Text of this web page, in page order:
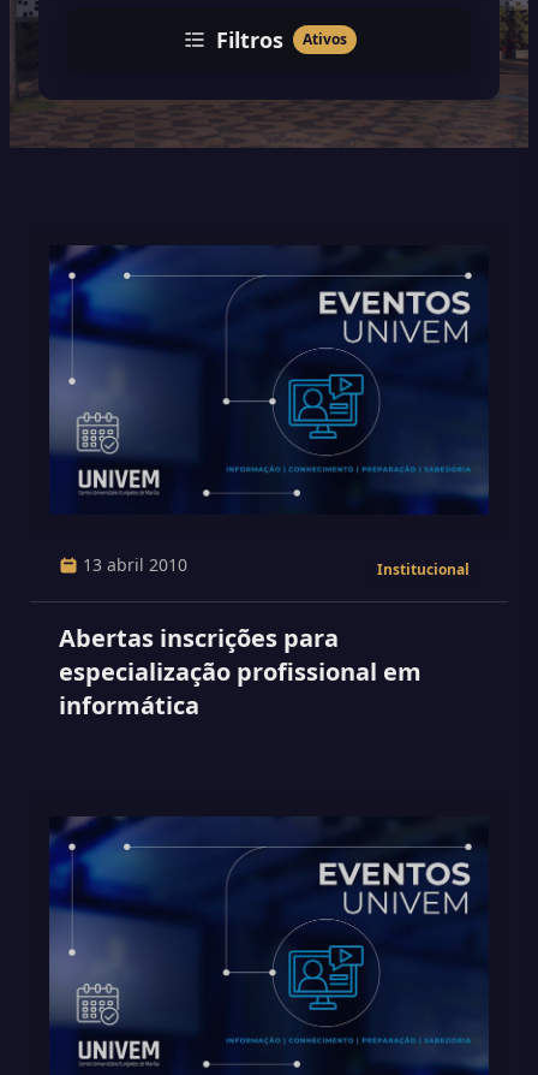
Filtros Ativos
13 abril 2010 Institucional
Abertas inscrições para
especialização profissional em
informática